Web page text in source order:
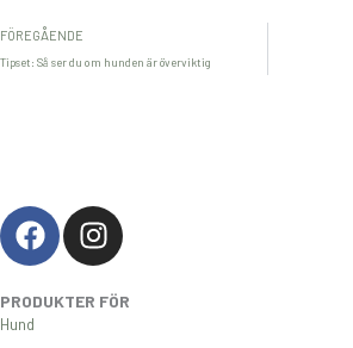
FÖREGÅENDE
Tipset: Så ser du om hunden är överviktig
F
a
e
b
I
n
t
PRODUKTER FÖR
Hund